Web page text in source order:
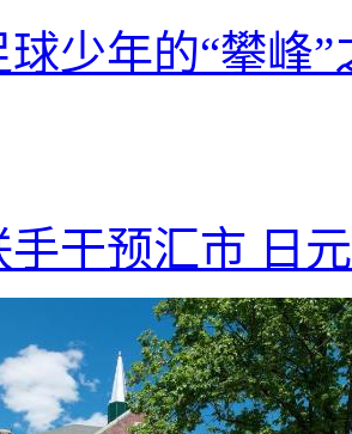
球少年的“攀峰
手干预汇市 日